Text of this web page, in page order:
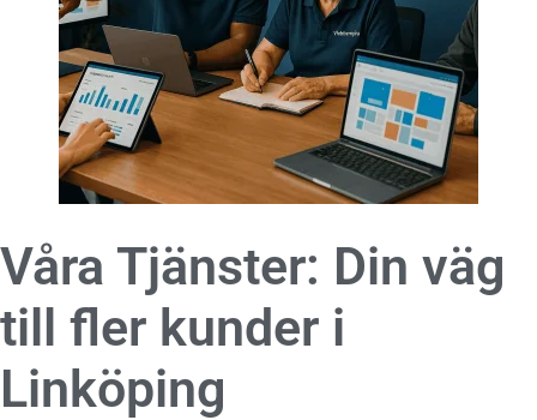
Våra Tjänster: Din väg
till fler kunder i
Linköping